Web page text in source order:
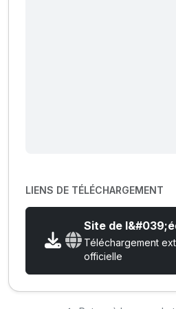
LIENS DE TÉLÉCHARGEMENT
Site de
Téléchargement
officielle